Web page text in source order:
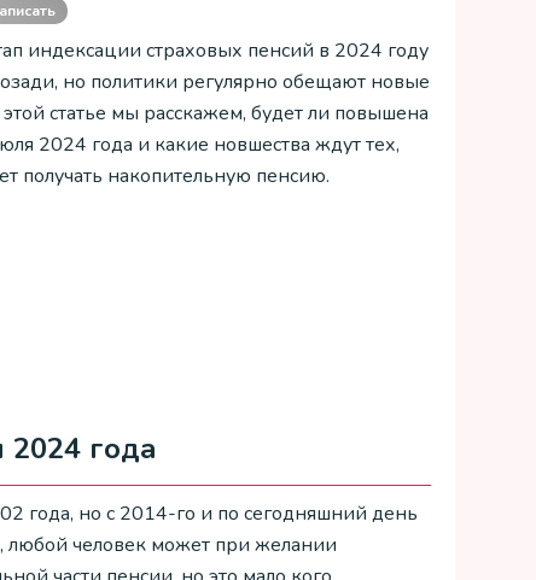
индексации страховых пенсий в 2024 году
но политики регулярно обещают новые
статье мы расскажем, будет ли повышена
2024 года и какие новшества ждут тех,
получать накопительную пенсию.
года
года, но с 2014-го и по сегодняшний день
любой человек может при желании